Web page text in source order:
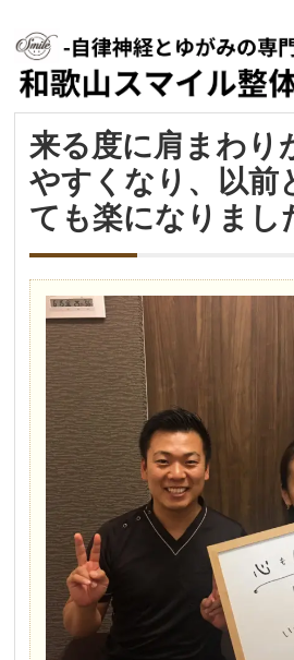
来る度に肩まわり
やすくなり、以前
ても楽になりまし